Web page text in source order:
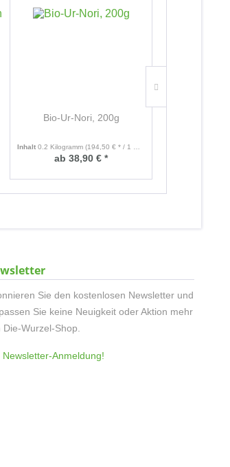
Bio-Ur-Nori, 200g
Inhalt0.2 Kilogramm(194,50 € * / 1 Kilogramm)
ab 38,90 € *
Sie den kostenlosen Newsletter und
Sie keine Neuigkeit oder Aktion mehr
Die-Wurzel-Shop.
Newsletter-Anmeldung!